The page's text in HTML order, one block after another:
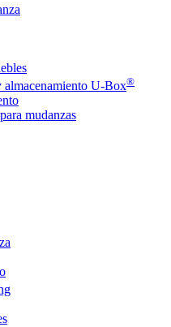
almacenamiento U-Box®
mudanzas